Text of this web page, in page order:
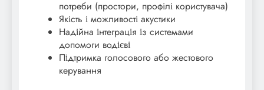
потреби (простори, профілі користувача)
Якість і можливості акустики
Надійна інтеграція із системами
допомоги водієві
Підтримка голосового або жестового
керування